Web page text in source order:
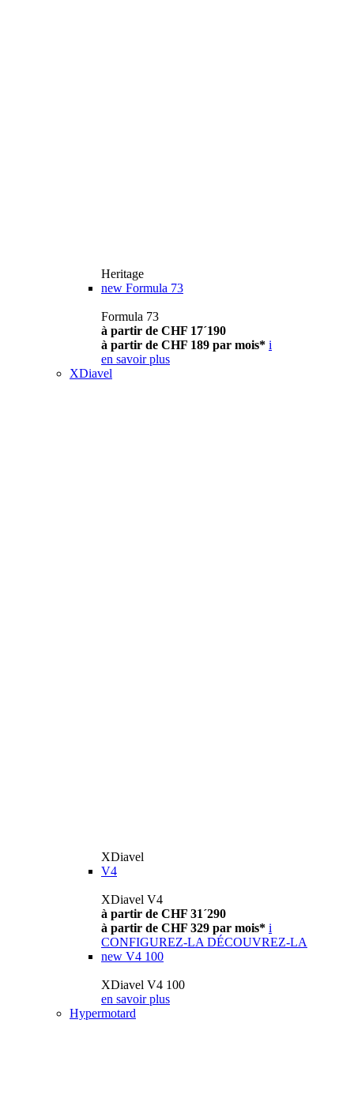
Heritage
new Formula 73
Formula 73
à partir de CHF 17´190
à partir de CHF 189 par mois* i
en savoir plus
XDiavel
XDiavel
V4
XDiavel V4
à partir de CHF 31´290
à partir de CHF 329 par mois* i
CONFIGUREZ-LA DÉCOUVREZ-LA
new V4 100
XDiavel V4 100
en savoir plus
Hypermotard